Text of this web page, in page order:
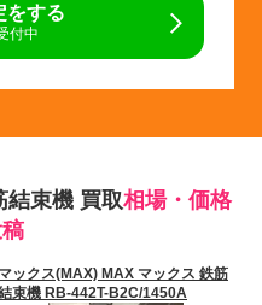
をする
付中
結束機 買取相場・価格
マックス(MAX) MAX マックス 鉄筋
束機 RB-442T-B2C/1450A